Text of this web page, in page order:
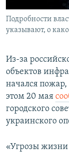
УКРАИНСКАЯ
Все сайты
Подробности
указывают, о
Из-за
объектов
начался пожар,
этом 20 мая
городского
украинского
«Угрозы жизни